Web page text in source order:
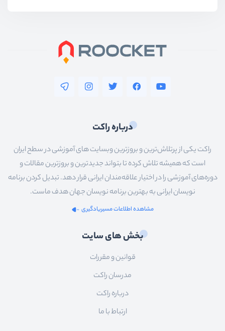
درباره راکت
راکت یکی از پرتلاش‌ترین و بروزترین وبسایت های آموزشی در سطح ایران
است که همیشه تلاش کرده تا بتواند جدیدترین و بروزترین مقالات و
دوره‌های آموزشی را در اختیار علاقه‌مندان ایرانی قرار دهد. تبدیل کردن برنامه
نویسان ایرانی به بهترین برنامه نویسان جهان هدف ماست.
مشاهده اطلاعات مسیریادگیری
بخش های سایت
قوانین و مقررات
مدرسان راکت
درباره راکت
ارتباط با ما